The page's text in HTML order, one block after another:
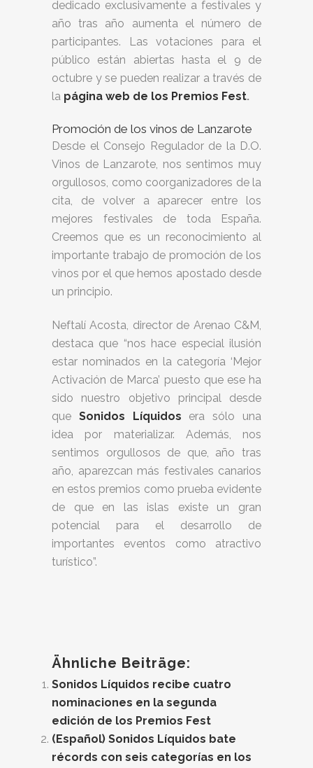
dedicado exclusivamente a festivales y
año tras año aumenta el número de
participantes. Las votaciones para el
público están abiertas hasta el 9 de
octubre y se pueden realizar a través de
la página web de los Premios Fest.
Promoción de los vinos de Lanzarote
Desde el Consejo Regulador de la D.O.
Vinos de Lanzarote, nos sentimos muy
orgullosos, como coorganizadores de la
cita, de volver a aparecer entre los
mejores festivales de toda España.
Creemos que es un reconocimiento al
importante trabajo de promoción de los
vinos por el que hemos apostado desde
un principio.
Neftalí Acosta, director de Arenao C&M,
destaca que “nos hace especial ilusión
estar nominados en la categoría ‘Mejor
Activación de Marca’ puesto que ese ha
sido nuestro objetivo principal desde
que Sonidos Líquidos era sólo una
idea por materializar. Además, nos
sentimos orgullosos de que, año tras
año, aparezcan más festivales canarios
en estos premios como prueba evidente
de que en las islas existe un gran
potencial para el desarrollo de
importantes eventos como atractivo
turístico”.
Ähnliche Beiträge:
Sonidos Líquidos recibe cuatro
nominaciones en la segunda
edición de los Premios Fest
(Español) Sonidos Líquidos bate
récords con seis categorías en los